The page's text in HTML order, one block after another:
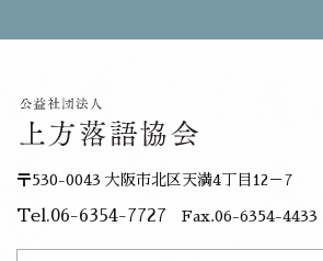
〒530-0043 大阪市北区天満4丁目12－7
Tel.06-6354-7727 Fax.06-6354-4433